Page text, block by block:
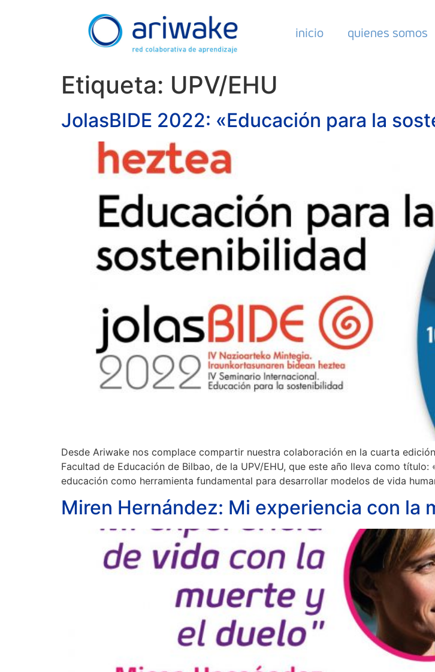
inicio quienes somos
Etiqueta: UPV/EHU
JolasBIDE 2022: «Educación para la
Desde Ariwake nos complace compartir nuestra colaboración en la cuarta
Facultad de Educación de Bilbao, de la UPV/EHU, que este año lleva como
educación como herramienta fundamental para desarrollar modelos de vida
Miren Hernández: Mi experiencia con la